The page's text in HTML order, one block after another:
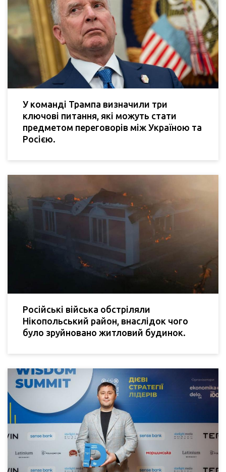
У команді Трампа визначили три
ключові питання, які можуть стати
предметом переговорів між Україною та
Росією.
Російські війська обстріляли
Нікопольський район, внаслідок чого
було зруйновано житловий будинок.